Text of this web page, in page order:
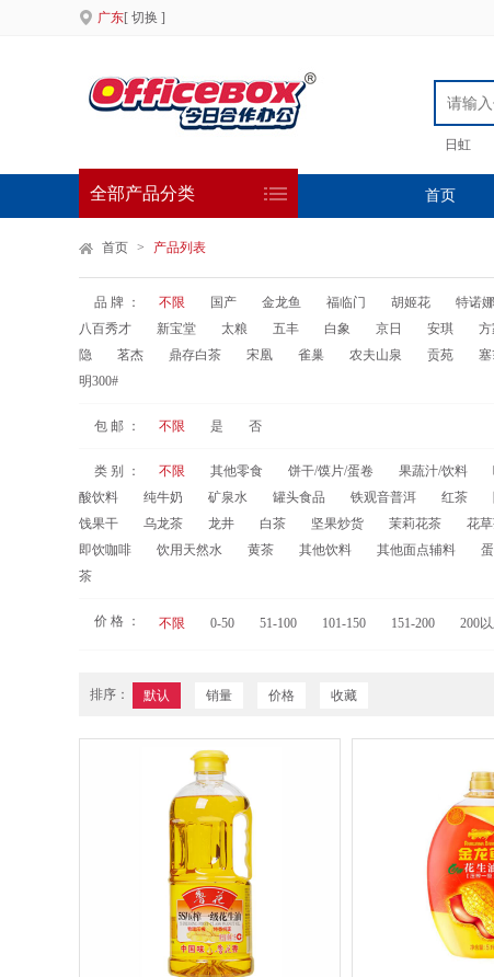
广东[ 切换 ]
日虹
全部产品分类 首页
首页 > 产品列表
品 牌 ： 不限 国产 金龙鱼 福临门 胡姬花 特诺娜
八百秀才
新宝堂 太粮 五丰 白象 京日 安琪
隐
茗杰 鼎存白茶 宋凰 雀巢 农夫山泉 贡苑
明300#
包 邮 ： 不限 是 否
类 别 ： 不限 其他零食 饼干/馍片/蛋卷 果蔬汁/饮料
酸饮料
纯牛奶 矿泉水 罐头食品 铁观音普洱 红茶
饯果干
乌龙茶 龙井 白茶 坚果炒货 茉莉花茶 花
即饮咖啡
饮用天然水 黄茶 其他饮料 其他面点辅料
茶
价 格 ： 不限 0-50 51-100 101-150 151-200 200
排序： 默认 销量 价格 收藏